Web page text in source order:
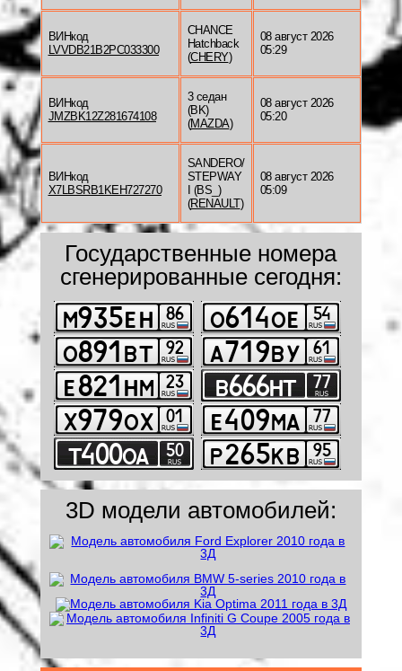
ВИНкод
LVVDB21B2PC033300
CHANCE
Hatchback
(CHERY)
08 август 2026
05:29
ВИНкод
JMZBK12Z281674108
3 седан
(BK)
(MAZDA)
08 август 2026
05:20
ВИНкод
X7LBSRB1KEH727270
SANDERO/
STEPWAY
I (BS_)
(RENAULT)
08 август 2026
05:09
Государственные номера
сгенерированные сегодня:
3D модели автомобилей: